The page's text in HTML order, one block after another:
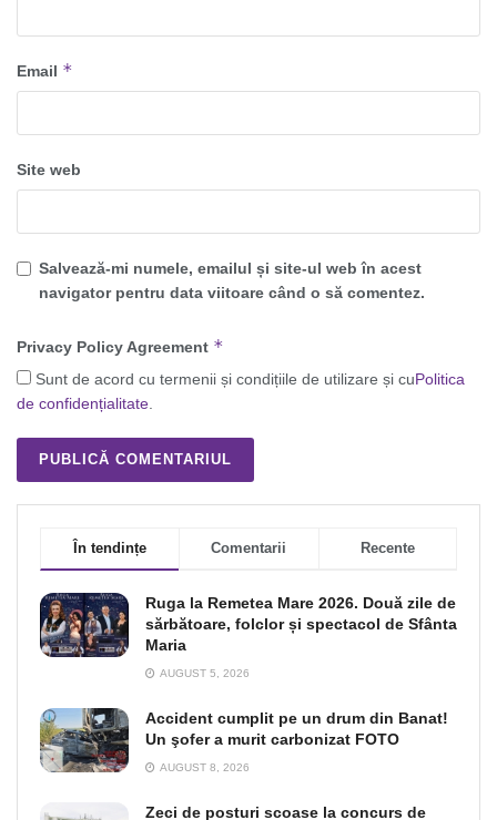
Email *
Site web
Salvează-mi numele, emailul și site-ul web în acest
navigator pentru data viitoare când o să comentez.
Privacy Policy Agreement *
Sunt de acord cu termenii și condițiile de utilizare și cuPolitica
de confidențialitate.
În tendințe Comentarii Recente
Ruga la Remetea Mare 2026. Două zile de
sărbătoare, folclor și spectacol de Sfânta
Maria
AUGUST 5, 2026
Accident cumplit pe un drum din Banat!
Un şofer a murit carbonizat FOTO
AUGUST 8, 2026
Zeci de posturi scoase la concurs de